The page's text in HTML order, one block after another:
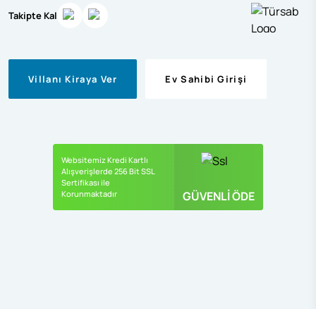
Takipte Kal
Villanı Kiraya Ver Ev Sahibi Girişi
Websitemiz Kredi Kartlı
Alışverişlerde 256 Bit SSL
Sertifikası ile
Korunmaktadır
GÜVENLİ ÖDE